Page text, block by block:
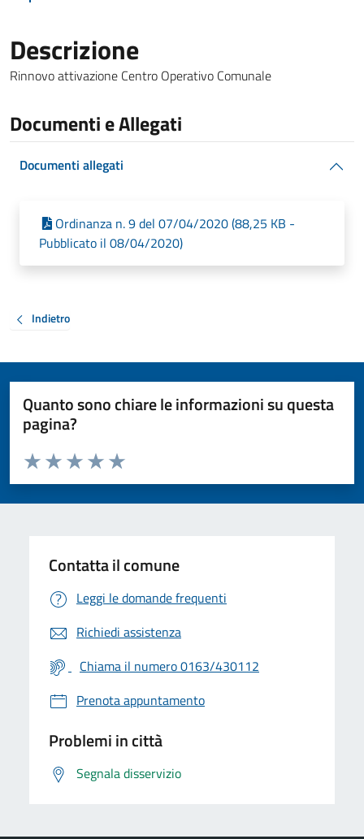
Descrizione
Rinnovo attivazione Centro Operativo Comunale
Documenti e Allegati
Documenti allegati
Ordinanza n. 9 del 07/04/2020 (88,25 KB -
Pubblicato il 08/04/2020)
Indietro
Quanto sono chiare le informazioni su questa
pagina?
Valuta da 1 a 5 stelle la pagina
Valuta 5 stelle su 5
Valuta 4 stelle su 5
Valuta 3 stelle su 5
Valuta 2 stelle su 5
Valuta 1 stelle su 5
Contatta il comune
Leggi le domande frequenti
Richiedi assistenza
Chiama il numero 0163/430112
Prenota appuntamento
Problemi in città
Segnala disservizio